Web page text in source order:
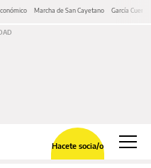
Marcha de San Cayetano García Cuerva
Hacete socia/o